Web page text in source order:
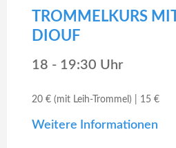
TROMMELKURS
DIOUF
18 - 19:30 Uhr
20 € (mit Leih-Trommel) | 15 €
Weitere Informationen